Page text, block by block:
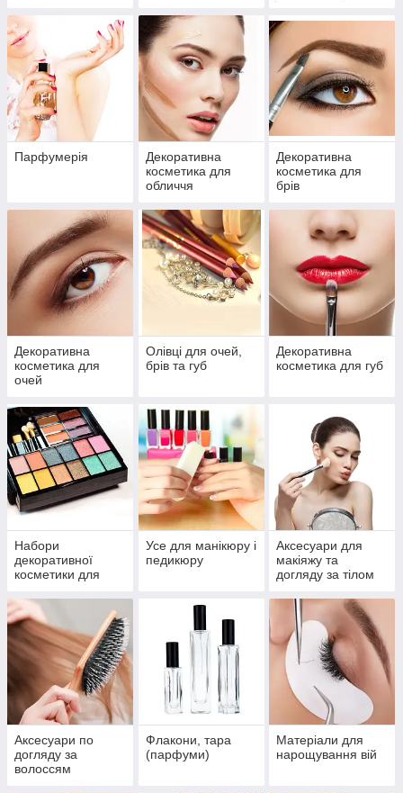
Парфумерія
Декоративна
косметика для
обличчя
Декоративна
косметика для
брів
Декоративна
косметика для
очей
Олівці для очей,
брів та губ
Декоративна
косметика для губ
Набори
декоративної
косметики для
Усе для манікюру і
педикюру
Аксесуари для
макіяжу та
догляду за тілом
Аксесуари по
догляду за
волоссям
Флакони, тара
(парфуми)
Матеріали для
нарощування вій